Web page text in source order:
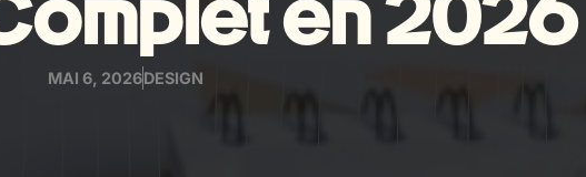
en 2026
MAI 6, 2026DESIGN